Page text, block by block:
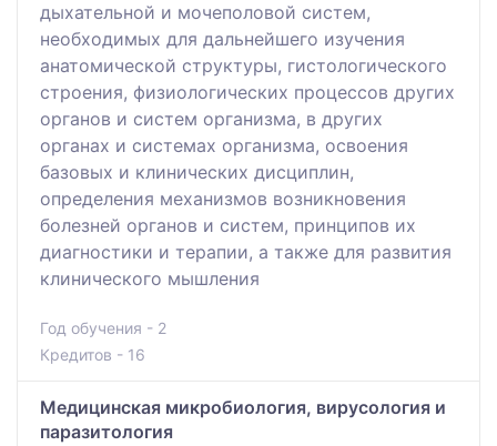
дыхательной и мочеполовой систем,
необходимых для дальнейшего изучения
анатомической структуры, гистологического
строения, физиологических процессов других
органов и систем организма, в других
органах и системах организма, освоения
базовых и клинических дисциплин,
определения механизмов возникновения
болезней органов и систем, принципов их
диагностики и терапии, а также для развития
клинического мышления
Год обучения - 2
Кредитов - 16
Медицинская микробиология, вирусология и
паразитология